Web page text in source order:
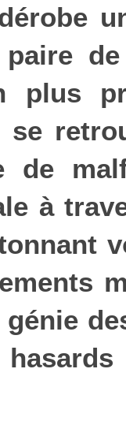
plus
se
de
à